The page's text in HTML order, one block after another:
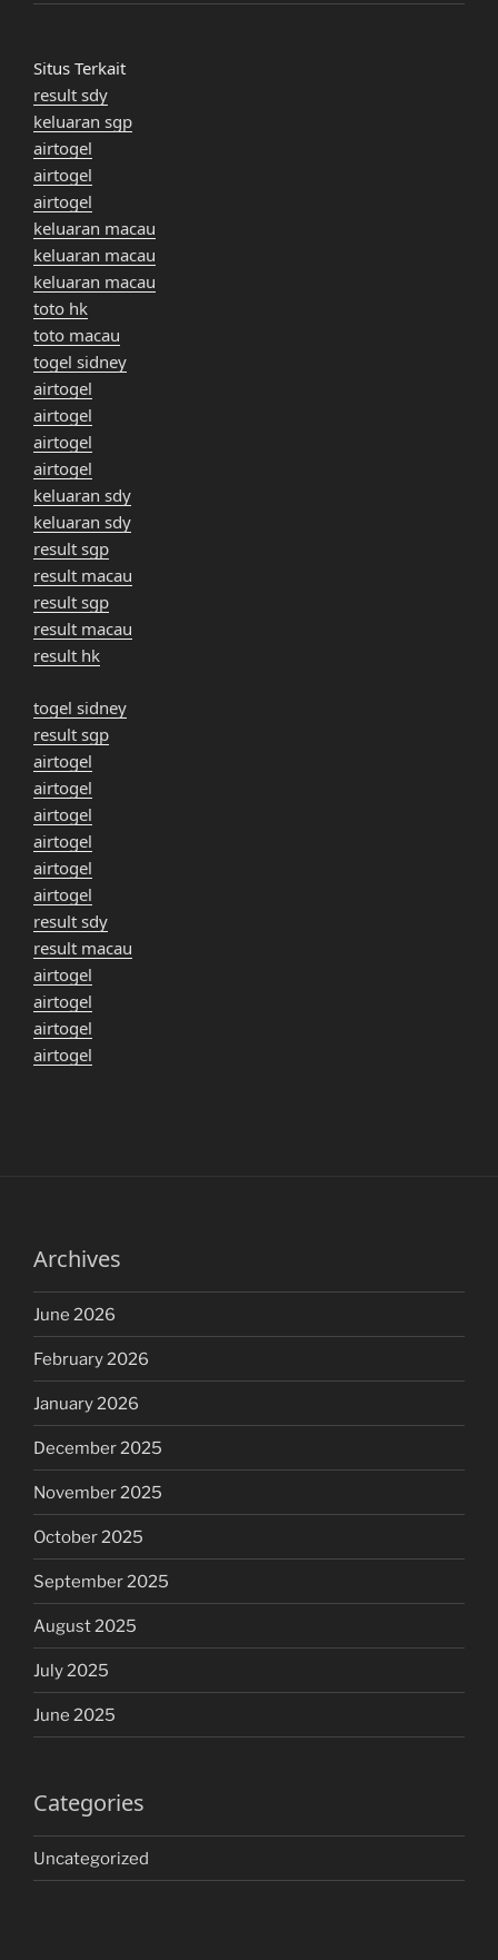
Situs Terkait
result sdy
keluaran sgp
airtogel
airtogel
airtogel
keluaran macau
keluaran macau
keluaran macau
toto hk
toto macau
togel sidney
airtogel
airtogel
airtogel
airtogel
keluaran sdy
keluaran sdy
result sgp
result macau
result sgp
result macau
result hk
togel sidney
result sgp
airtogel
airtogel
airtogel
airtogel
airtogel
airtogel
result sdy
result macau
airtogel
airtogel
airtogel
airtogel
Archives
June 2026
February 2026
January 2026
December 2025
November 2025
October 2025
September 2025
August 2025
July 2025
June 2025
Categories
Uncategorized